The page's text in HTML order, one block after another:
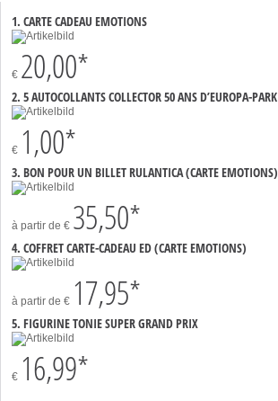
1. CARTE CADEAU EMOTIONS
€ 20,00*
2. 5 AUTOCOLLANTS COLLECTOR 50 ANS D’EUROPA-PARK
€ 1,00*
3. BON POUR UN BILLET RULANTICA (CARTE EMOTIONS)
à partir de € 35,50*
4. COFFRET CARTE-CADEAU ED (CARTE EMOTIONS)
à partir de € 17,95*
5. FIGURINE TONIE SUPER GRAND PRIX
€ 16,99*